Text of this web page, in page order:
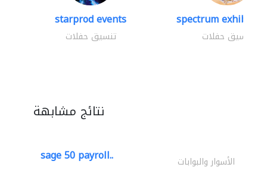
starprod events
تنسيق حفلات
spectrum
تنسيق حفلات
نتائج مشابهة
sage 50 payroll.. الأسوار والبوابات